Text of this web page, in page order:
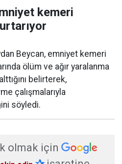
kemeri
Beycan, emniyet kemeri
ölüm ve ağır yaralanma
belirterek,
çalışmalarıyla
söyledi.
olmak için